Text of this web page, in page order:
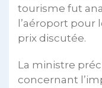
tourisme fut
l’aéroport pour
prix discutée.
La ministre
concernant